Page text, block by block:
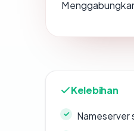
Kelebihan
Nameserver